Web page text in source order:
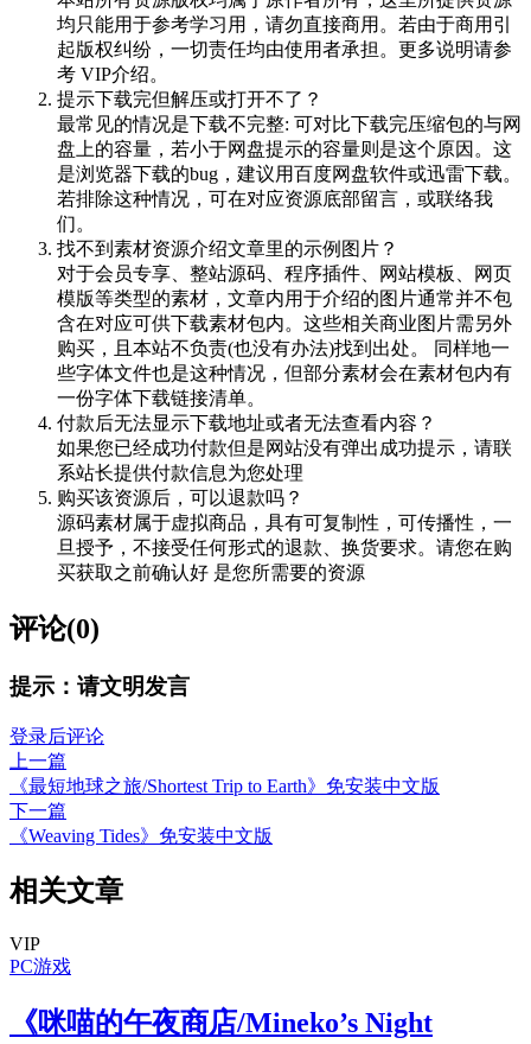
均只能用于参考学习用，请勿直接商用。若由于商用引
起版权纠纷，一切责任均由使用者承担。更多说明请参
考 VIP介绍。
提示下载完但解压或打开不了？
最常见的情况是下载不完整: 可对比下载完压缩包的与网
盘上的容量，若小于网盘提示的容量则是这个原因。这
是浏览器下载的bug，建议用百度网盘软件或迅雷下载。
若排除这种情况，可在对应资源底部留言，或联络我
们。
找不到素材资源介绍文章里的示例图片？
对于会员专享、整站源码、程序插件、网站模板、网页
模版等类型的素材，文章内用于介绍的图片通常并不包
含在对应可供下载素材包内。这些相关商业图片需另外
购买，且本站不负责(也没有办法)找到出处。 同样地一
些字体文件也是这种情况，但部分素材会在素材包内有
一份字体下载链接清单。
付款后无法显示下载地址或者无法查看内容？
如果您已经成功付款但是网站没有弹出成功提示，请联
系站长提供付款信息为您处理
购买该资源后，可以退款吗？
源码素材属于虚拟商品，具有可复制性，可传播性，一
旦授予，不接受任何形式的退款、换货要求。请您在购
买获取之前确认好 是您所需要的资源
评论(0)
提示：请文明发言
登录后评论
上一篇
《最短地球之旅/Shortest Trip to Earth》免安装中文版
下一篇
《Weaving Tides》免安装中文版
相关文章
VIP
PC游戏
《咪喵的午夜商店/Mineko’s Night